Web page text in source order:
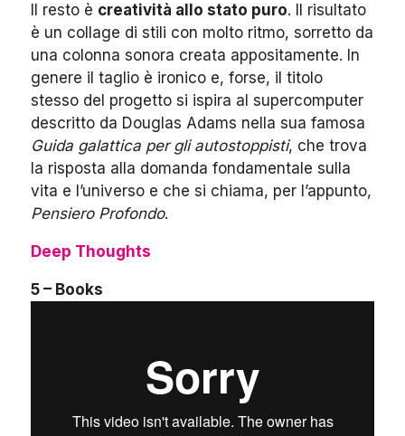
Il resto è creatività allo stato puro. Il risultato
è un collage di stili con molto ritmo, sorretto da
una colonna sonora creata appositamente. In
genere il taglio è ironico e, forse, il titolo
stesso del progetto si ispira al supercomputer
descritto da Douglas Adams nella sua famosa
Guida galattica per gli autostoppisti, che trova
la risposta alla domanda fondamentale sulla
vita e l’universo e che si chiama, per l’appunto,
Pensiero Profondo.
Deep Thoughts
5 – Books